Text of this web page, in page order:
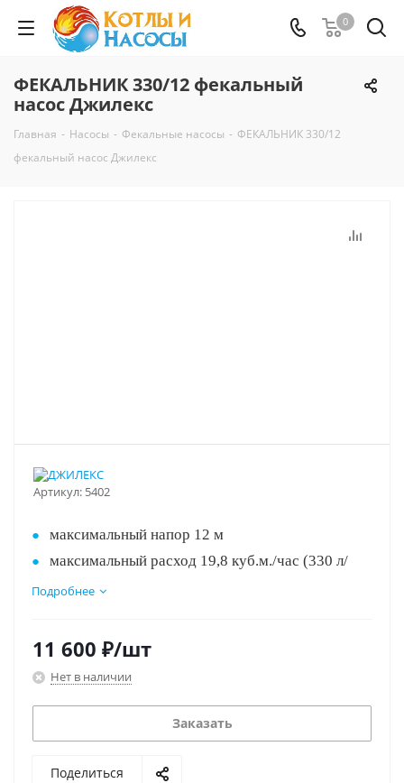
0
ФЕКАЛЬНИК 330/12 фекальный
насос Джилекс
Главная - Насосы - Фекальные насосы - ФЕКАЛЬНИК 330/12
фекальный насос Джилекс
Артикул: 5402
максимальный напор 12 м
максимальный расход 19,8 куб.м./час (330 л/
мин)
мм
длина кабеля 10 м
Подробнее
11 600 ₽/шт
Нет в наличии
Заказать
Поделиться